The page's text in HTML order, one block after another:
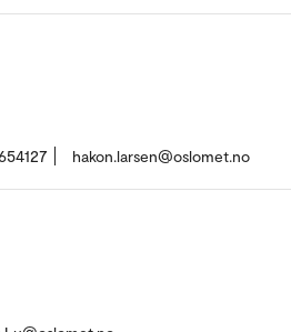
hakon.larsen@oslomet.no